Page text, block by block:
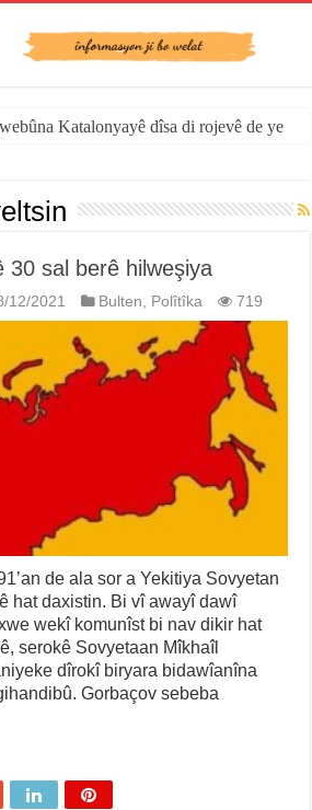
Katalonyayê dîsa di rojevê de ye
30 sal berê hilweşiya
12/2021 Bulten, Polîtîka 719
de ala sor a Yekitiya Sovyetan
hat daxistin. Bi vî awayî dawî
wekî komunîst bi nav dikir hat
serokê Sovyetaan Mîkhaîl
dîrokî biryara bidawîanîna
Gorbaçov sebeba